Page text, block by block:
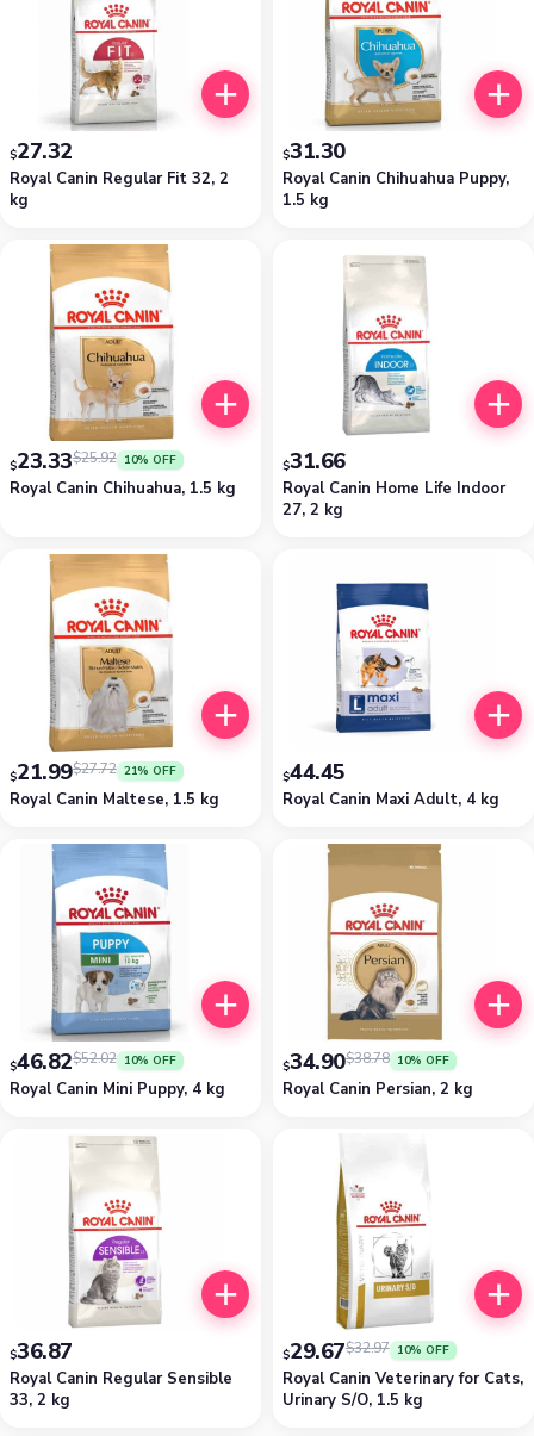
Royal Canin Regular Fit 32, 2
kg
$27.32
Royal Canin Chihuahua Puppy,
1.5 kg
$31.30
Royal Canin Chihuahua, 1.5 kg
$25.92
$23.33 10% OFF
Royal Canin Home Life Indoor
27, 2 kg
$31.66
Royal Canin Maltese, 1.5 kg
$27.72
$21.99 21% OFF
Royal Canin Maxi Adult, 4 kg
$44.45
Royal Canin Mini Puppy, 4 kg
$52.02
$46.82 10% OFF
Royal Canin Persian, 2 kg
$38.78
$34.90 10% OFF
Royal Canin Regular Sensible
33, 2 kg
$36.87
Royal Canin Veterinary for Cats,
Urinary S/O, 1.5 kg
$32.97
$29.67 10% OFF